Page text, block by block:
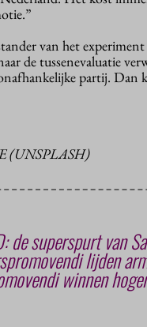
van het
de tussenevaluatie
partij.
(UNSPLASH)
de superspurt van
lijden
winnen